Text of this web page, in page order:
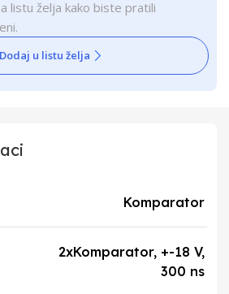
listu želja kako biste pratili
Dodaj u listu želja
Komparator
2xKomparator, +-18 V,
300 ns